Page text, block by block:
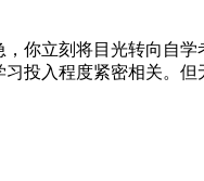
，你立刻将目光转向自
投入程度紧密相关。